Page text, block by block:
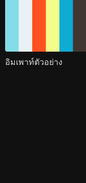
อิมเพาท์ตัวอย่าง